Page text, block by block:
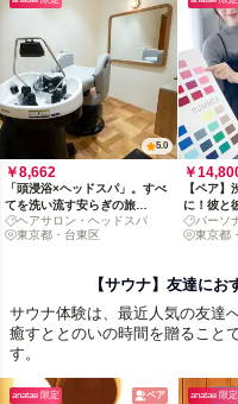
5.0
￥8,662
「頭浸浴×ヘッドスパ」。すべ
てを洗い流す安らぎの旅
(anatae限定ヒト幹細胞 フェイ
スマスクお土産付き)
ヘアサロン・ヘッドスパ
東京都・台東区
￥
【ペア】
に！彼と
ー診断＆
パーソ
ク
東京都
【サウナ】友達に
サウナ体験は、最近人気の友達
癒すととのいの時間を贈ること
す。
anatae 限定 ペア anatae 限定